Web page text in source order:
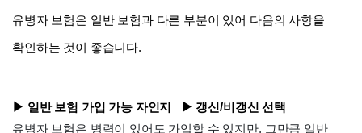
유병자 보험은 일반 보험과 다른 부분이 있어 다음의 사항을
확인하는 것이 좋습니다.
​▶ 일반 보험 가입 가능 자인지   ▶ 갱신/비갱신 선택
유병자 보험은 병력이 있어도 가입할 수 있지만, 그만큼 일반